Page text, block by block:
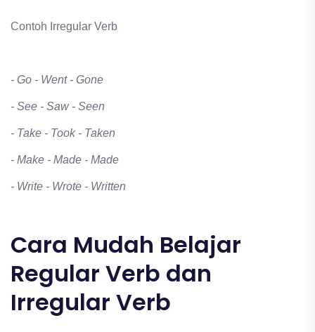
Contoh Irregular Verb
- Go - Went - Gone
- See - Saw - Seen
- Take - Took - Taken
- Make - Made - Made
- Write - Wrote - Written
Cara Mudah Belajar
Regular Verb dan
Irregular Verb